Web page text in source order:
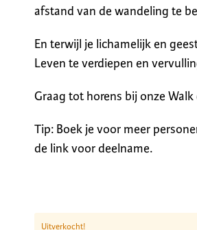
afstand van de wandeling te
En terwijl je lichamelijk en
Leven te verdiepen en
Graag tot horens bij onze Walk
Tip: Boek je voor meer
de link voor deelname.
Uitverkocht!